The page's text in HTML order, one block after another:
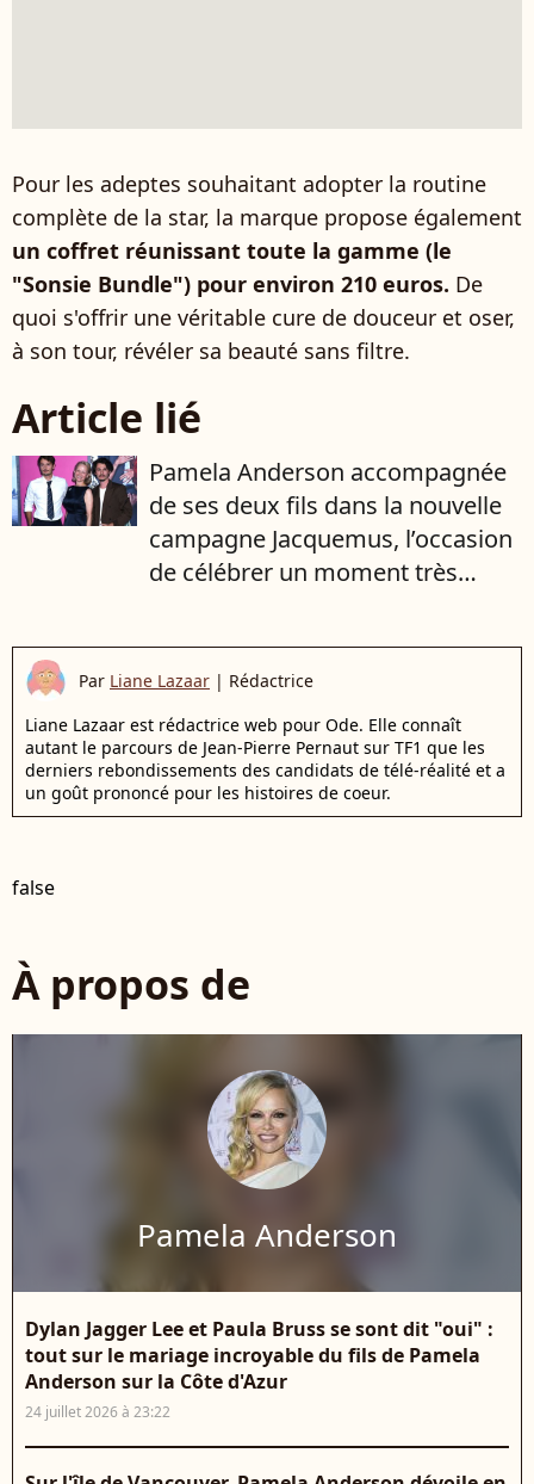
Pour les adeptes souhaitant adopter la routine
complète de la star, la marque propose également
un coffret réunissant toute la gamme (le
"Sonsie Bundle") pour environ 210 euros. De
quoi s'offrir une véritable cure de douceur et oser,
à son tour, révéler sa beauté sans filtre.
Article lié
Pamela Anderson accompagnée
de ses deux fils dans la nouvelle
campagne Jacquemus, l’occasion
de célébrer un moment très
Par Liane Lazaar | Rédactrice
Liane Lazaar est rédactrice web pour Ode. Elle connaît
autant le parcours de Jean-Pierre Pernaut sur TF1 que les
derniers rebondissements des candidats de télé-réalité et a
un goût prononcé pour les histoires de coeur.
false
À propos de
Pamela Anderson
Dylan Jagger Lee et Paula Bruss se sont dit "oui" :
tout sur le mariage incroyable du fils de Pamela
Anderson sur la Côte d'Azur
24 juillet 2026 à 23:22